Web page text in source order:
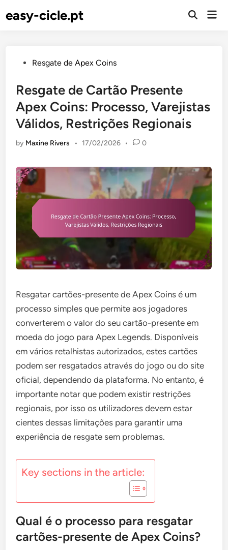
toeasy-cicle.pt
Open
PostedResgate de Apex Coins
Resgate de Cartão Presente
Apex Coins: Processo, Varejistas
Válidos, Restrições Regionais
by Maxine Rivers • 17/02/2026 • 0
Resgatar cartões-presente de Apex Coins é um
processo simples que permite aos jogadores
converterem o valor do seu cartão-presente em
moeda do jogo para Apex Legends. Disponíveis
em vários retalhistas autorizados, estes cartões
podem ser resgatados através do jogo ou do site
oficial, dependendo da plataforma. No entanto, é
importante notar que podem existir restrições
regionais, por isso os utilizadores devem estar
cientes dessas limitações para garantir uma
experiência de resgate sem problemas.
Key sections in the article:
Qual é o processo para resgatar
cartões-presente de Apex Coins?